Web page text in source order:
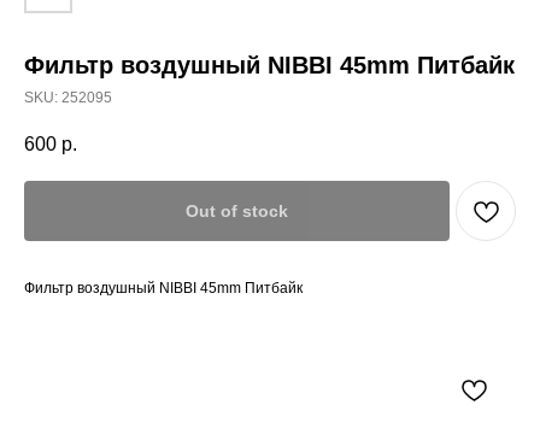
Фильтр воздушный NIBBI 45mm Питбайк
SKU: 252095
600 р.
Out of stock
Фильтр воздушный NIBBI 45mm Питбайк